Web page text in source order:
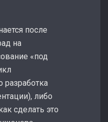
после
на
«под
разработка
либо
сделать это